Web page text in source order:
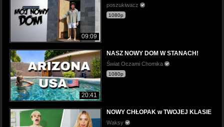
09:09
poszukiwacz
1080p
20:41
NASZ NOWY DOM W STANACH!
Świat Oczami Chomika
1080p
NOWY CHŁOPAK w TWOJEJ KLASIE
Waksy